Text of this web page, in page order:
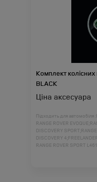
Комплект
BLACK
Ціна аксесуара
Підходить для автомобіля :
RANGE ROVER EVOQUE;
DISCOVERY SPORT;
DISCOVERY 4;
RANGE ROVER SPORT L461;